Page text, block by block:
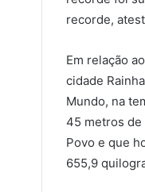
recorde,
Em relação
cidade
Mundo, na
45 metros de
Povo e que
655,9